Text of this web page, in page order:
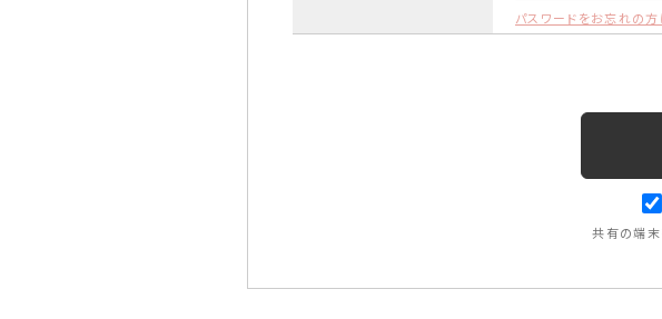
パスワードをお忘れの方
共有の端末